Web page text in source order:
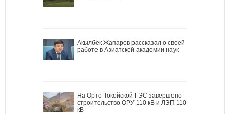
Акылбек Жапаров рассказал о своей
работе в Азиатской академии наук
На Орто-Токойской ГЭС завершено
строительство ОРУ 110 кВ и ЛЭП 110
кВ